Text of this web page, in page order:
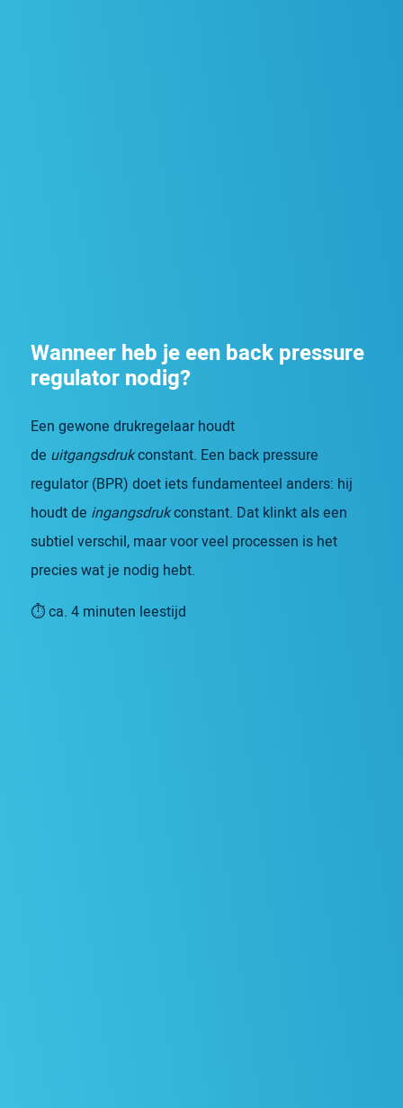
Wanneer heb je een back pressure
regulator nodig?
Een gewone drukregelaar houdt
de uitgangsdrukconstant. Een back pressure
regulator (BPR) doet iets fundamenteel anders: hij
houdt de ingangsdrukconstant. Dat klinkt als een
subtiel verschil, maar voor veel processen is het
precies wat je nodig hebt.
⏱ ca. 4 minuten leestijd